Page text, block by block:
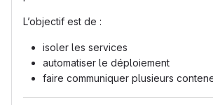
L’objectif est de :
isoler les services
automatiser le déploiement
faire communiquer plusieurs